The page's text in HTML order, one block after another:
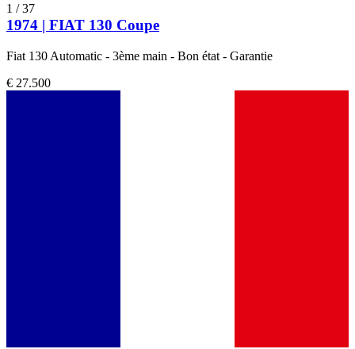
1 /37
1974 | FIAT 130 Coupe
Fiat 130 Automatic - 3ème main - Bon état - Garantie
€ 27.500